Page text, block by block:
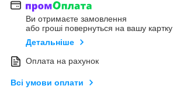
Ви отримаєте замовлення
або гроші повернуться на вашу картку
Детальніше
Оплата на рахунок
Всі умови оплати